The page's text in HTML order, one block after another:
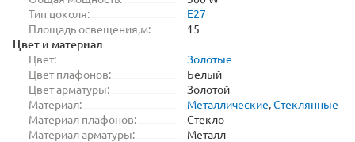
Тип цоколя:
E27
Площадь освещения,м:
15
Цвет и материал:
Цвет:
Золотые
Цвет плафонов:
Белый
Цвет арматуры:
Золотой
Материал:
Металлические,Стеклянные
Материал плафонов:
Стекло
Материал арматуры:
Металл